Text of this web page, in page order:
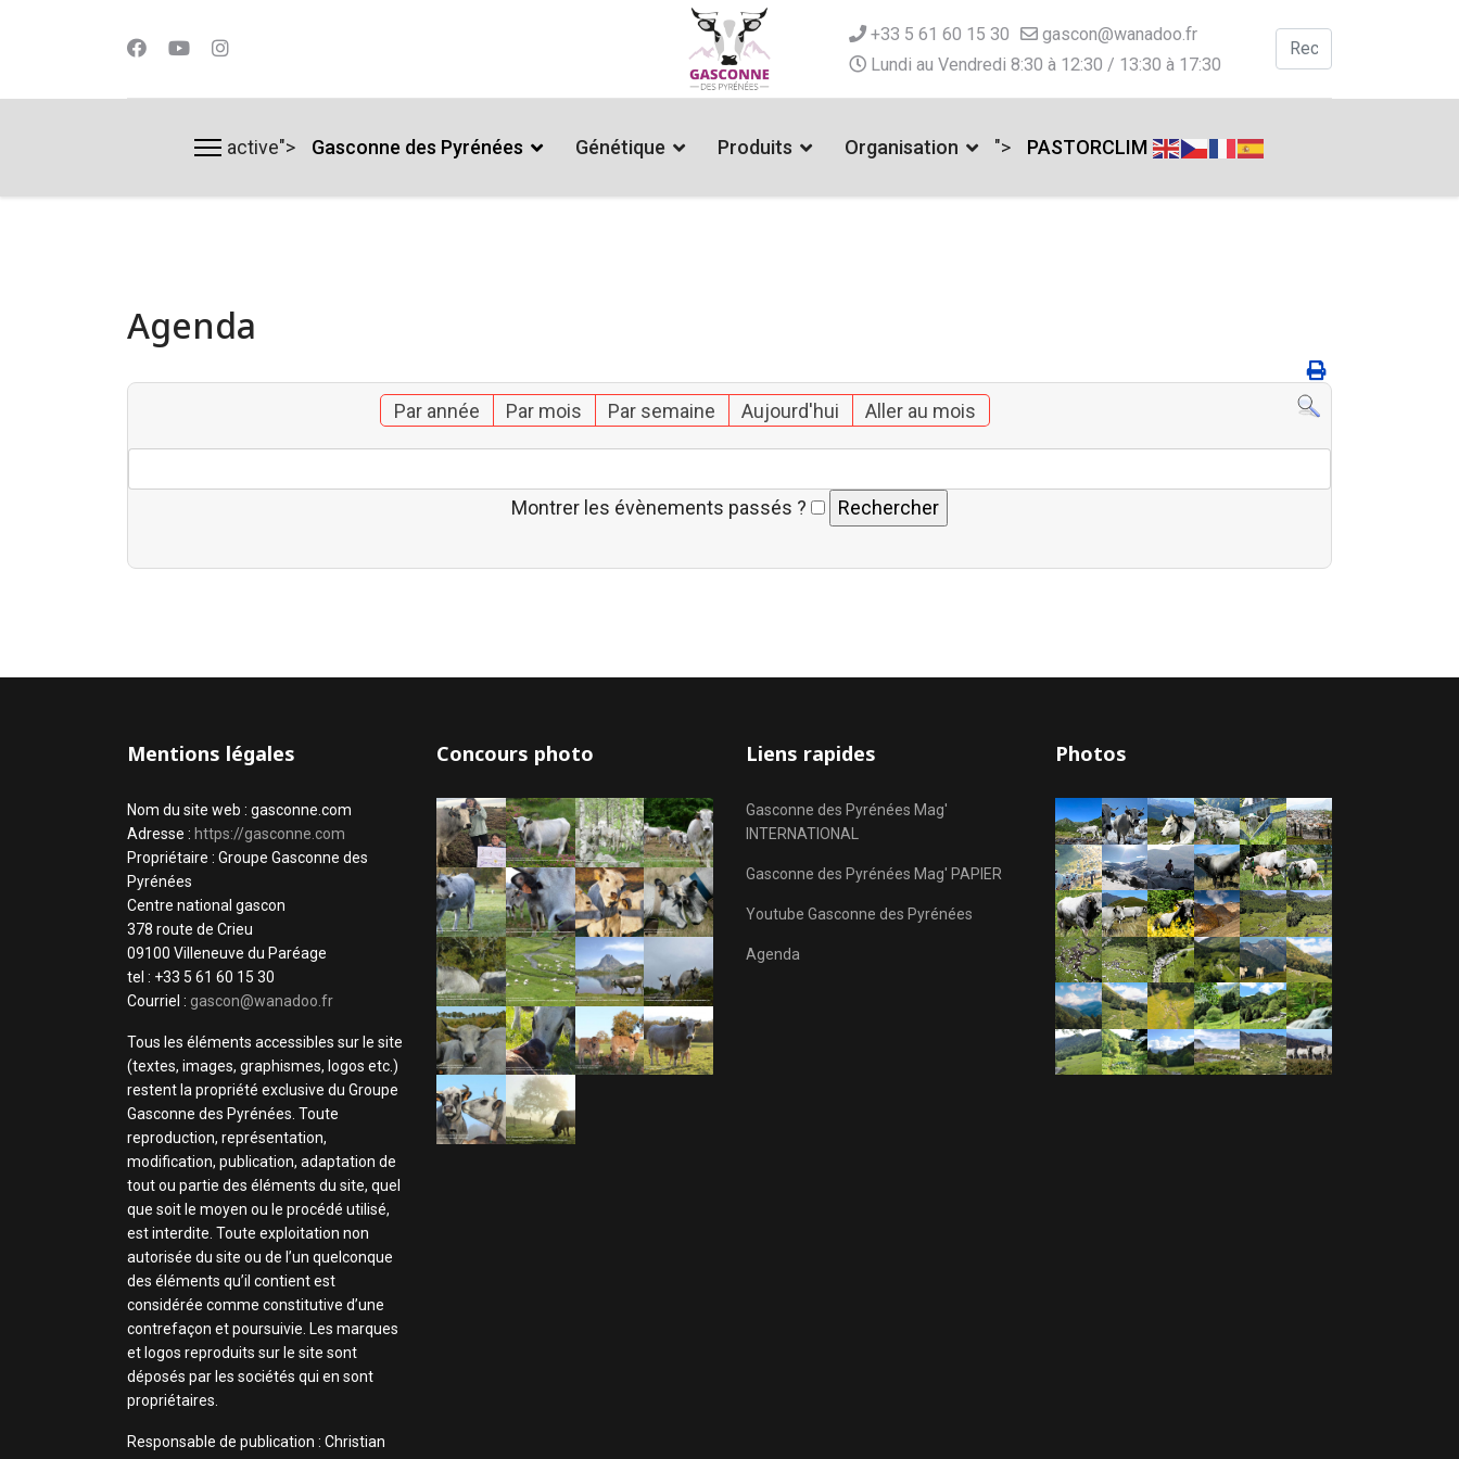
+33 5 61 60 15 30
gascon@wanadoo.fr
Lundi au Vendredi 8:30 à 12:30 / 13:30 à 17:30
Valider
active"> Gasconne des Pyrénées Génétique Produits Organisation "> PASTORCLIM
Agenda
Par année Par mois Par semaine Aujourd'hui Aller au mois
Montrer les évènements passés ?
Mentions légales
Nom du site web : gasconne.com
Adresse : https://gasconne.com
Propriétaire : Groupe Gasconne des
Pyrénées
Centre national gascon
378 route de Crieu
09100 Villeneuve du Paréage
tel : +33 5 61 60 15 30
Courriel : gascon@wanadoo.fr
Tous les éléments accessibles sur le site
(textes, images, graphismes, logos etc.)
restent la propriété exclusive du Groupe
Gasconne des Pyrénées. Toute
reproduction, représentation,
modification, publication, adaptation de
tout ou partie des éléments du site, quel
que soit le moyen ou le procédé utilisé,
est interdite. Toute exploitation non
autorisée du site ou de l’un quelconque
des éléments qu’il contient est
considérée comme constitutive d’une
contrefaçon et poursuivie. Les marques
et logos reproduits sur le site sont
déposés par les sociétés qui en sont
propriétaires.
Responsable de publication : Christian
Concours photo Liens rapides
Gasconne des Pyrénées Mag'
INTERNATIONAL
Gasconne des Pyrénées Mag' PAPIER
Youtube Gasconne des Pyrénées
Agenda
Photos